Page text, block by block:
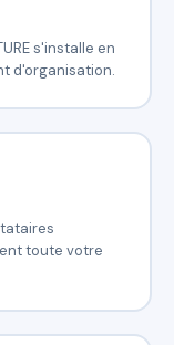
s'installe en
d'organisation.
toute votre